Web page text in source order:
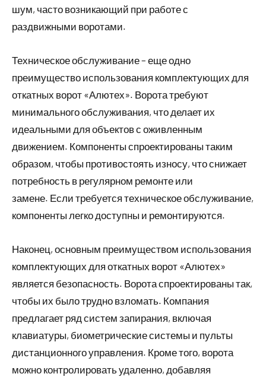
шум, часто возникающий при работе с
раздвижными воротами.
Техническое обслуживание – еще одно
преимущество использования комплектующих для
откатных ворот «Алютех». Ворота требуют
минимального обслуживания, что делает их
идеальными для объектов с оживленным
движением. Компоненты спроектированы таким
образом, чтобы противостоять износу, что снижает
потребность в регулярном ремонте или
замене. Если требуется техническое обслуживание,
компоненты легко доступны и ремонтируются.
Наконец, основным преимуществом использования
комплектующих для откатных ворот «Алютех»
является безопасность. Ворота спроектированы так,
чтобы их было трудно взломать. Компания
предлагает ряд систем запирания, включая
клавиатуры, биометрические системы и пульты
дистанционного управления. Кроме того, ворота
можно контролировать удаленно, добавляя